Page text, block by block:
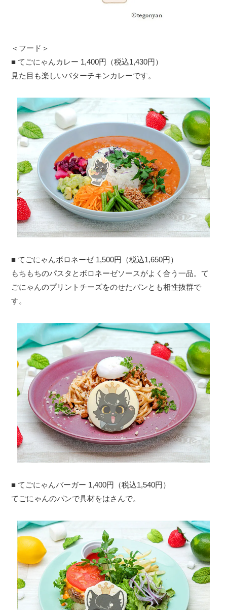
＜フード＞
■ てごにゃんカレー 1,400円（税込1,430円）
見た目も楽しいバターチキンカレーです。
■ てごにゃんボロネーゼ 1,500円（税込1,650円）
もちもちのパスタとボロネーゼソースがよく合う一品。て
ごにゃんのプリントチーズをのせたパンとも相性抜群で
す。
■ てごにゃんバーガー 1,400円（税込1,540円）
てごにゃんのパンで具材をはさんで。